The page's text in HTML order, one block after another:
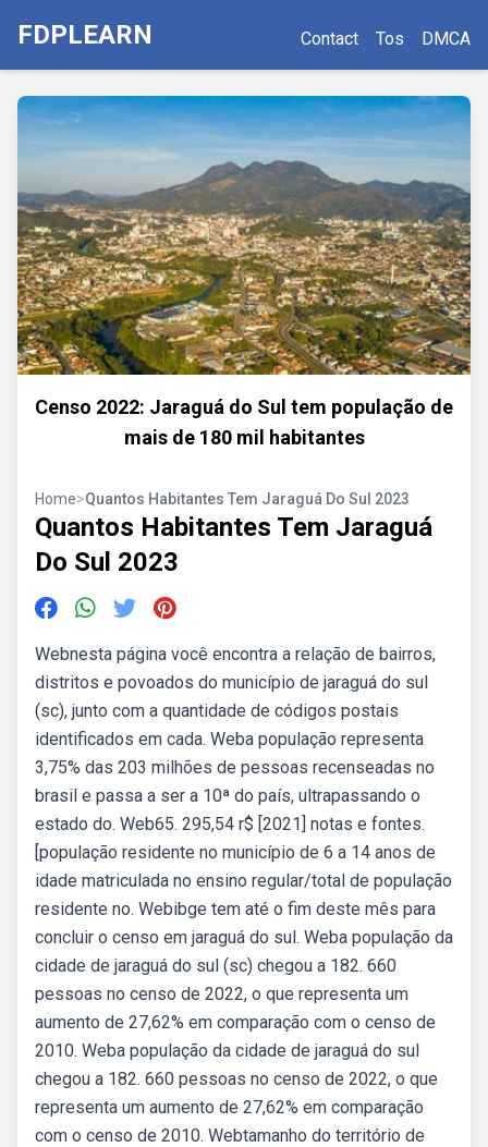
FDPLEARN Contact Tos DMCA
Censo 2022: Jaraguá do Sul tem população de
mais de 180 mil habitantes
Home>Quantos Habitantes Tem Jaraguá Do Sul 2023
Quantos Habitantes Tem Jaraguá
Do Sul 2023
Webnesta página você encontra a relação de bairros,
distritos e povoados do município de jaraguá do sul
(sc), junto com a quantidade de códigos postais
identificados em cada. Weba população representa
3,75% das 203 milhões de pessoas recenseadas no
brasil e passa a ser a 10ª do país, ultrapassando o
estado do. Web65. 295,54 r$ [2021] notas e fontes.
[população residente no município de 6 a 14 anos de
idade matriculada no ensino regular/total de população
residente no. Webibge tem até o fim deste mês para
concluir o censo em jaraguá do sul. Weba população da
cidade de jaraguá do sul (sc) chegou a 182. 660
pessoas no censo de 2022, o que representa um
aumento de 27,62% em comparação com o censo de
2010. Weba população da cidade de jaraguá do sul
chegou a 182. 660 pessoas no censo de 2022, o que
representa um aumento de 27,62% em comparação
com o censo de 2010. Webtamanho do território de